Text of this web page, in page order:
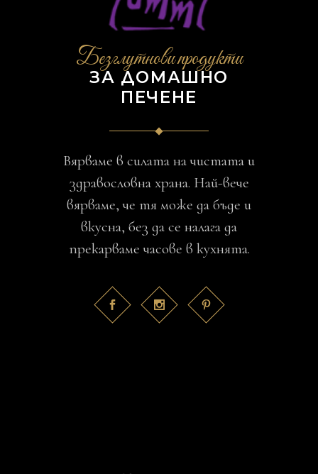
Безглутнови продукти
ЗА ДОМАШНО
ПЕЧЕНЕ
Вярваме в силата на чистата и
здравословна храна. Най-вече
вярваме, че тя може да бъде и
вкусна, без да се налага да
прекарваме часове в кухнята.